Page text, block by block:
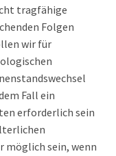
tragfähige
Folgen
wir für
Fall ein
erforderlich sein
möglich sein, wenn